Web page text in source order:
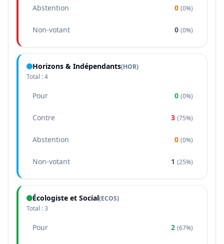
Abstention 0 (0%)
Non-votant 0 (0%)
Horizons & Indépendants(HOR)
Total :4
Pour 0 (0%)
Contre 3 (75%)
Abstention 0 (0%)
Non-votant 1 (25%)
Écologiste et Social(ECOS)
Total :3
Pour 2 (67%)